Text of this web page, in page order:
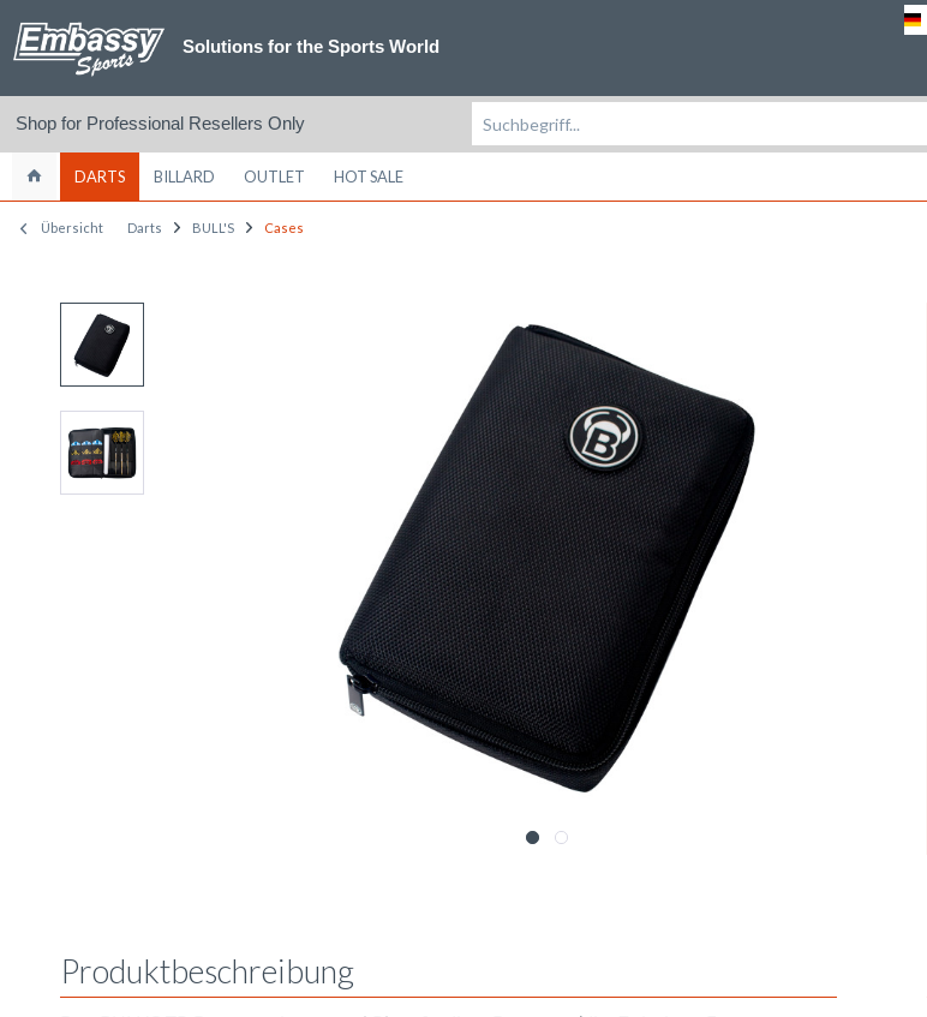
Solutions for the Sports World
Shop for Professional Resellers Only
DARTS BILLARD OUTLET HOT SALE
Übersicht Darts BULL'S Cases
Produktbeschreibung